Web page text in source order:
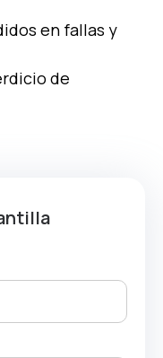
en fallas y
de